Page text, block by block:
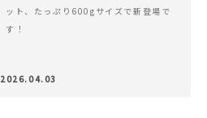
ット、たっぷり600gサイズで新登場で
す！
2026.04.03